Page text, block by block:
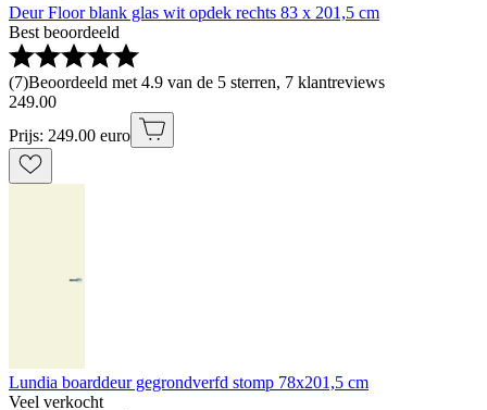
Deur Floor blank glas wit opdek rechts 83 x 201,5 cm
Best beoordeeld
(7)Beoordeeld met 4.9 van de 5 sterren, 7 klantreviews
249.00
Prijs: 249.00 euro
Lundia boarddeur gegrondverfd stomp 78x201,5 cm
Veel verkocht